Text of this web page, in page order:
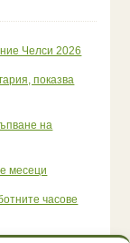
Челси 2026
показва
на
месеци
часове